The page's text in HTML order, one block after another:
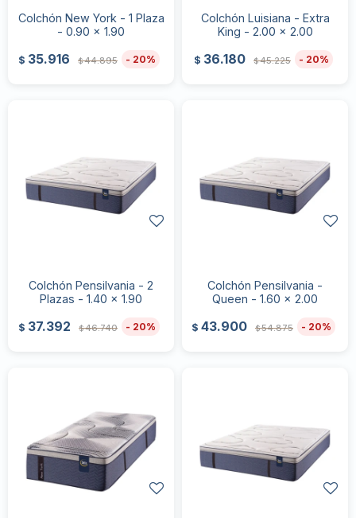
Colchón New York - 1 Plaza
- 0.90 x 1.90
$ 35.916 $44.895 20
Colchón Luisiana - Extra
King - 2.00 x 2.00
$ 36.180 $45.225 20
Colchón Pensilvania - 2
Plazas - 1.40 x 1.90
$ 37.392 $46.740 20
Colchón Pensilvania -
Queen - 1.60 x 2.00
$ 43.900 $54.875 20